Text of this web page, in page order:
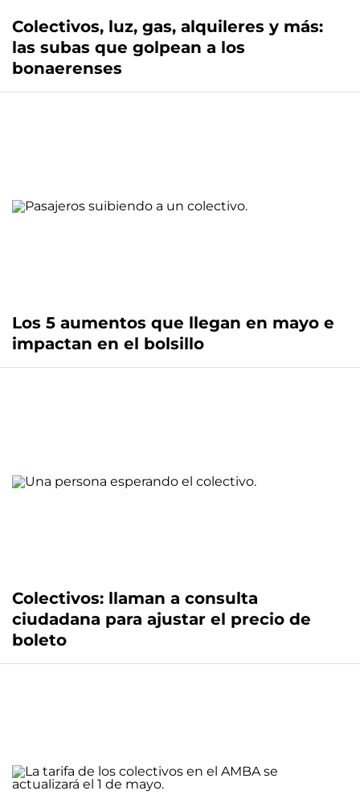
Colectivos, luz, gas, alquileres y más:
las subas que golpean a los
bonaerenses
Los 5 aumentos que llegan en mayo e
impactan en el bolsillo
Colectivos: llaman a consulta
ciudadana para ajustar el precio de
boleto